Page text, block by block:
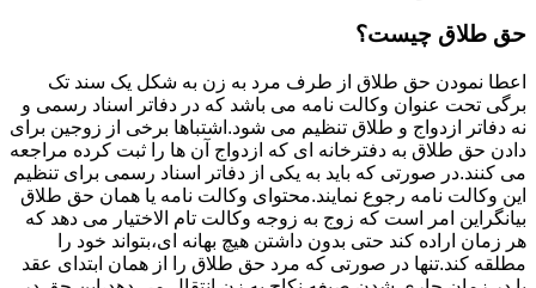
حق طلاق چیست؟
اعطا نمودن حق طلاق از طرف مرد به زن به شکل یک سند تک
برگی تحت عنوان وکالت نامه می باشد که در دفاتر اسناد رسمی و
نه دفاتر ازدواج و طلاق تنظیم می شود.اشتباها برخی از زوجین برای
دادن حق طلاق به دفترخانه ای که ازدواج آن ها را ثبت کرده مراجعه
می کنند.در صورتی که باید به یکی از دفاتر اسناد رسمی برای تنظیم
این وکالت نامه رجوع نمایند.محتوای وکالت نامه یا همان حق طلاق
بیانگراین امر است که زوج به زوجه وکالت تام الاختیار می دهد که
هر زمان اراده کند حتی بدون داشتن هیچ بهانه ای،بتواند خود را
مطلقه کند.تنها در صورتی که مرد حق طلاق را از همان ابتدای عقد